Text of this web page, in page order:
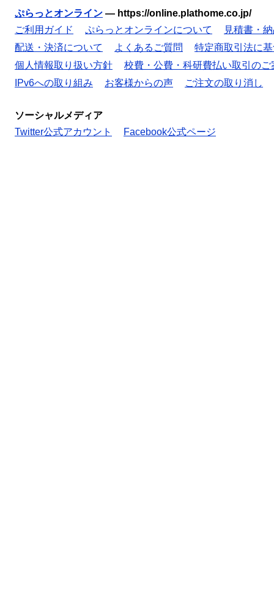
ぷらっとオンライン — https://online.plathome.co.jp/
ご利用ガイド
ぷらっとオンラインについて
見積書・
配送・決済について
よくあるご質問
特定商取引法に
個人情報取り扱い方針
校費・公費・科研費払い取引のご
IPv6への取り組み
お客様からの声 ご注文の取り消し
ソーシャルメディア
Twitter公式アカウント
Facebook公式ページ